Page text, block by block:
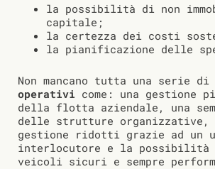
la possibilità di non
capitale;
la certezza dei costi
la pianificazione delle
Non mancano tutta una serie di
operativi come: una gestione
della flotta aziendale, una
delle strutture organizzative,
gestione ridotti grazie ad un
interlocutore e la possibilità
veicoli sicuri e sempre